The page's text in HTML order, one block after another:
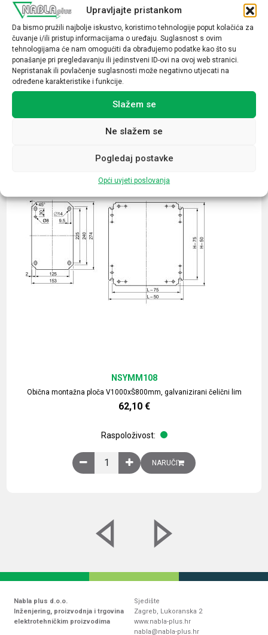
Upravljajte pristankom
Da bismo pružili najbolje iskustvo, koristimo tehnologije poput kolačića za
čuvanje i/ili pristup informacijama o uređaju. Suglasnost s ovim
tehnologijama će nam omogućiti da obrađujemo podatke kao što su
ponašanje pri pregledavanju ili jedinstveni ID-ovi na ovoj web stranici.
Nepristanak ili povlačenje suglasnosti može negativno utjecati na
određene karakteristike i funkcije.
Slažem se
Ne slažem se
Pogledaj postavke
Opći uvjeti poslovanja
materijal
metal
Povezani proizvodi
Obična montažna ploča V1000xŠ800mm, galvanizirani čelični lim
NSYMM108
62,10 €
Raspoloživost:
Obična montažna ploča V1000xŠ800mm,
NARUČI
Nabla plus d.o.o.
Inženjering, proizvodnja i trgovina
elektrotehničkim proizvodima
Sjedište
Zagreb, Lukoranska 2
www.nabla-plus.hr
nabla@nabla-plus.hr